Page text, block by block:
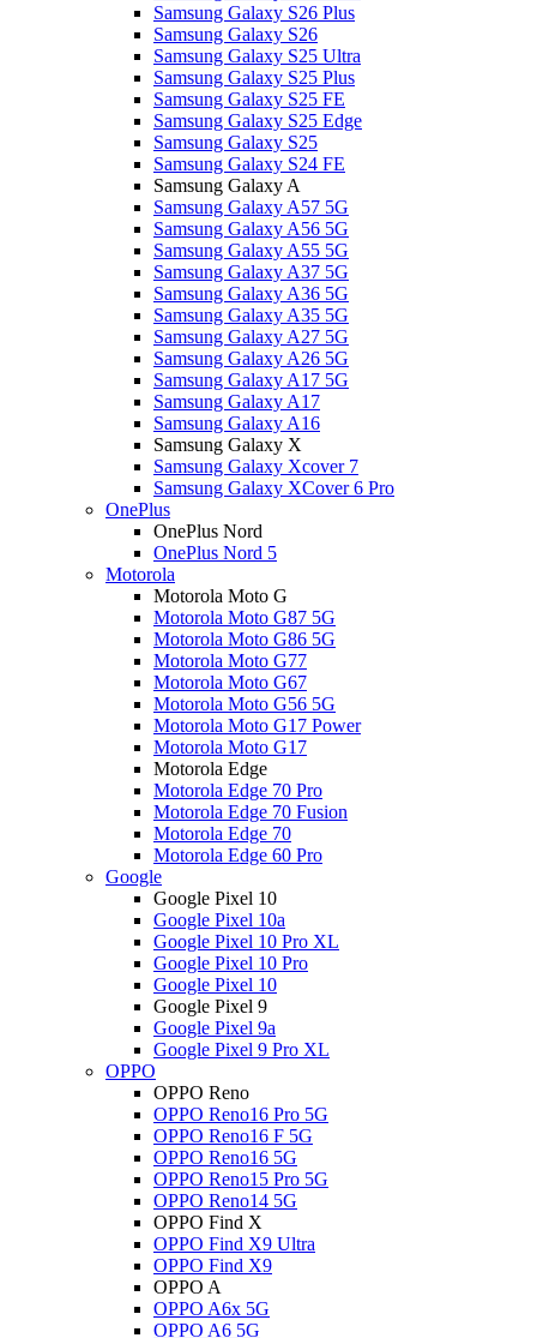
Samsung Galaxy S26 Plus
Samsung Galaxy S26
Samsung Galaxy S25 Ultra
Samsung Galaxy S25 Plus
Samsung Galaxy S25 FE
Samsung Galaxy S25 Edge
Samsung Galaxy S25
Samsung Galaxy S24 FE
Samsung Galaxy A
Samsung Galaxy A57 5G
Samsung Galaxy A56 5G
Samsung Galaxy A55 5G
Samsung Galaxy A37 5G
Samsung Galaxy A36 5G
Samsung Galaxy A35 5G
Samsung Galaxy A27 5G
Samsung Galaxy A26 5G
Samsung Galaxy A17 5G
Samsung Galaxy A17
Samsung Galaxy A16
Samsung Galaxy X
Samsung Galaxy Xcover 7
Samsung Galaxy XCover 6 Pro
OnePlus
OnePlus Nord
OnePlus Nord 5
Motorola
Motorola Moto G
Motorola Moto G87 5G
Motorola Moto G86 5G
Motorola Moto G77
Motorola Moto G67
Motorola Moto G56 5G
Motorola Moto G17 Power
Motorola Moto G17
Motorola Edge
Motorola Edge 70 Pro
Motorola Edge 70 Fusion
Motorola Edge 70
Motorola Edge 60 Pro
Google
Google Pixel 10
Google Pixel 10a
Google Pixel 10 Pro XL
Google Pixel 10 Pro
Google Pixel 10
Google Pixel 9
Google Pixel 9a
Google Pixel 9 Pro XL
OPPO
OPPO Reno
OPPO Reno16 Pro 5G
OPPO Reno16 F 5G
OPPO Reno16 5G
OPPO Reno15 Pro 5G
OPPO Reno14 5G
OPPO Find X
OPPO Find X9 Ultra
OPPO Find X9
OPPO A
OPPO A6x 5G
OPPO A6 5G